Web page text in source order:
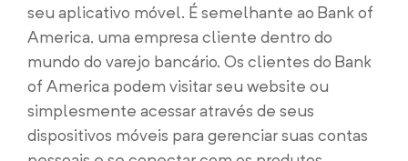
seu aplicativo móvel. É semelhante ao Bank of
America, uma empresa cliente dentro do
mundo do varejo bancário. Os clientes do Bank
of America podem visitar seu website ou
simplesmente acessar através de seus
dispositivos móveis para gerenciar suas contas